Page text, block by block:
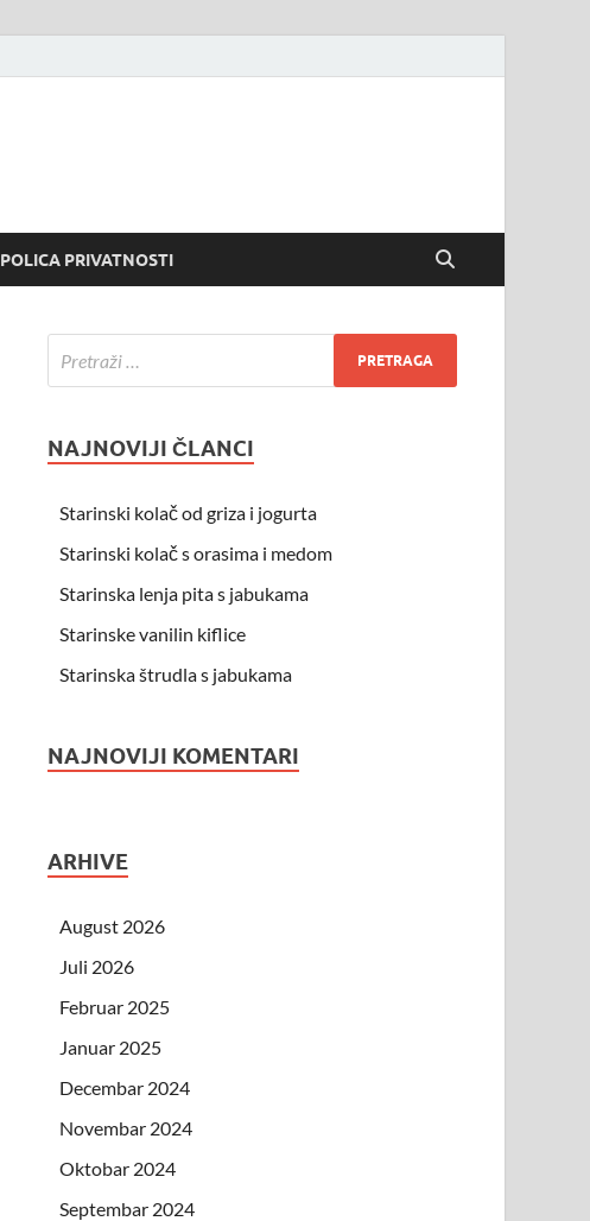
POLICA PRIVATNOSTI
NAJNOVIJI ČLANCI
Starinski kolač od griza i jogurta
Starinski kolač s orasima i medom
Starinska lenja pita s jabukama
Starinske vanilin kiflice
Starinska štrudla s jabukama
NAJNOVIJI KOMENTARI
ARHIVE
August 2026
Juli 2026
Februar 2025
Januar 2025
Decembar 2024
Novembar 2024
Oktobar 2024
Septembar 2024